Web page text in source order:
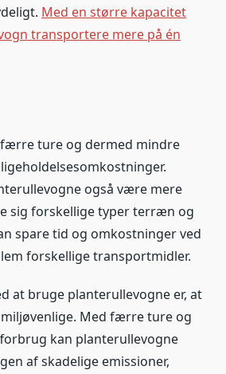
Med en større kapacitet
transportere mere på én
ture og dermed mindre
også være mere
sig forskellige typer terræn og
spare tid og omkostninger ved
forskellige transportmidler.
at bruge planterullevogne er, at
Med færre ture og
kan planterullevogne
af skadelige emissioner,